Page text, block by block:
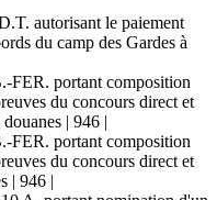
autorisant le paiement
du camp des Gardes à
FER. portant composition
du concours direct et
| 946 |
FER. portant composition
du concours direct et
| 946 |